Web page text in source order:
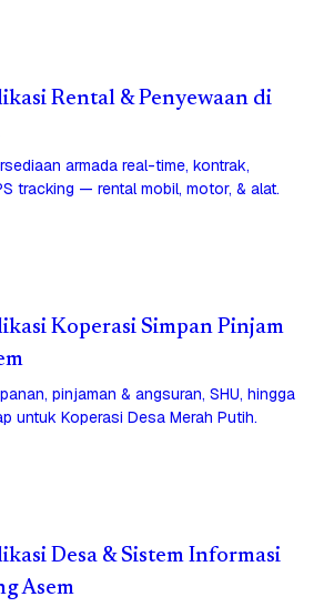
Rental & Penyewaan di
armada real-time, kontrak,
tracking — rental mobil, motor, & alat.
Koperasi Simpan Pinjam
pinjaman & angsuran, SHU, hingga
untuk Koperasi Desa Merah Putih.
Desa & Sistem Informasi
Asem